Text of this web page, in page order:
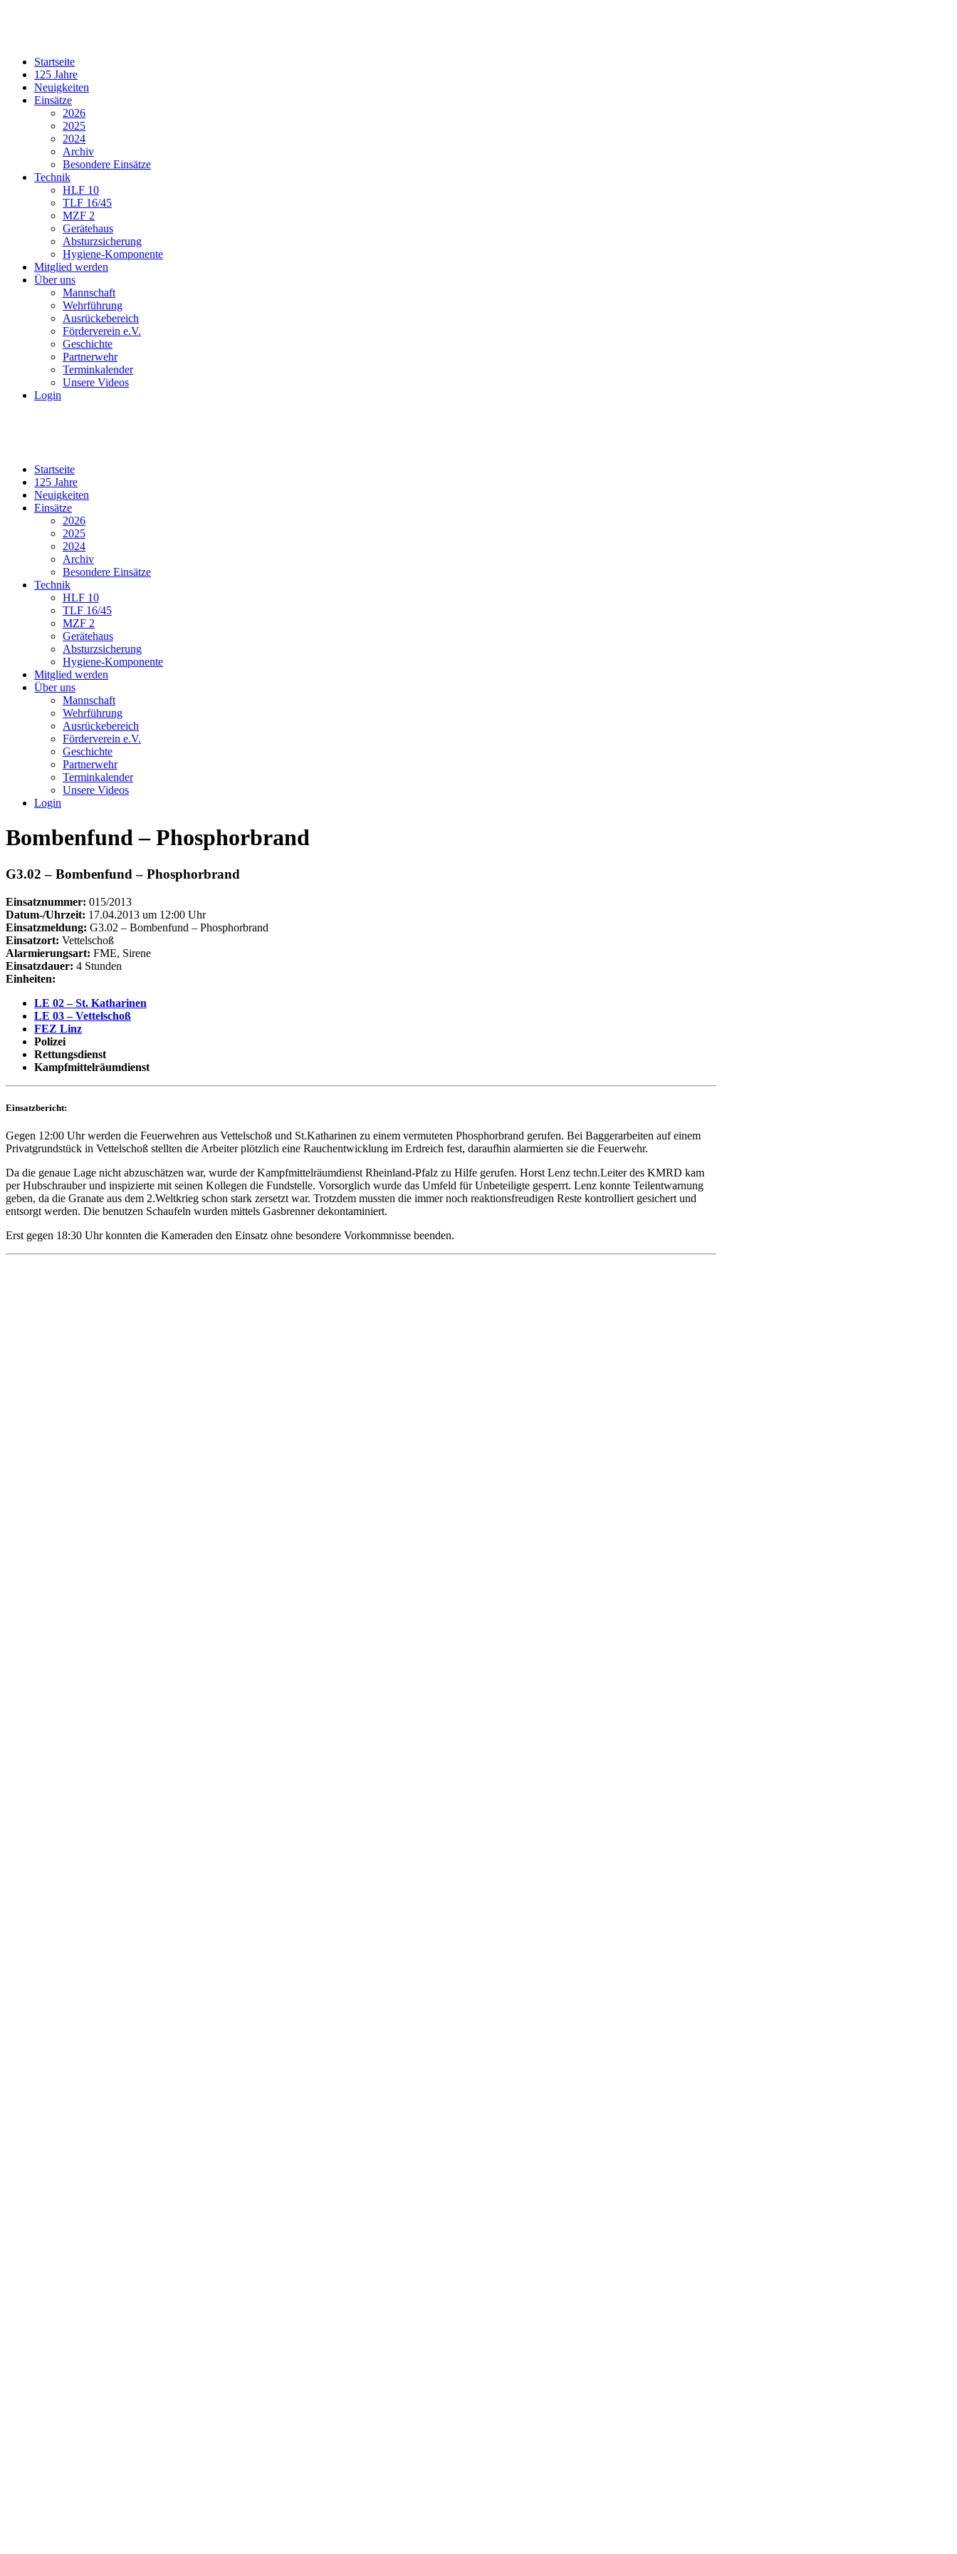
Startseite
125 Jahre
Neuigkeiten
Einsätze
2026
2025
2024
Archiv
Besondere Einsätze
Technik
HLF 10
TLF 16/45
MZF 2
Gerätehaus
Absturzsicherung
Hygiene-Komponente
Mitglied werden
Über uns
Mannschaft
Wehrführung
Ausrückebereich
Förderverein e.V.
Geschichte
Partnerwehr
Terminkalender
Unsere Videos
Login
Startseite
125 Jahre
Neuigkeiten
Einsätze
2026
2025
2024
Archiv
Besondere Einsätze
Technik
HLF 10
TLF 16/45
MZF 2
Gerätehaus
Absturzsicherung
Hygiene-Komponente
Mitglied werden
Über uns
Mannschaft
Wehrführung
Ausrückebereich
Förderverein e.V.
Geschichte
Partnerwehr
Terminkalender
Unsere Videos
Login
Bombenfund – Phosphorbrand
G3.02 – Bombenfund – Phosphorbrand
Einsatznummer: 015/2013
Datum-/Uhrzeit: 17.04.2013 um 12:00 Uhr
Einsatzmeldung: G3.02 – Bombenfund – Phosphorbrand
Einsatzort: Vettelschoß
Alarmierungsart: FME, Sirene
Einsatzdauer: 4 Stunden
Einheiten:
LE 02 – St. Katharinen
LE 03 – Vettelschoß
FEZ Linz
Polizei
Rettungsdienst
Kampfmittelräumdienst
Einsatzbericht:
Gegen 12:00 Uhr werden die Feuerwehren aus Vettelschoß und St.Katharinen zu einem vermuteten Phosphorbrand gerufen. Bei Baggerarbeiten auf einem
Privatgrundstück in Vettelschoß stellten die Arbeiter plötzlich eine Rauchentwicklung im Erdreich fest, daraufhin alarmierten sie die Feuerwehr.
Da die genaue Lage nicht abzuschätzen war, wurde der Kampfmittelräumdienst Rheinland-Pfalz zu Hilfe gerufen. Horst Lenz techn.Leiter des KMRD kam
per Hubschrauber und inspizierte mit seinen Kollegen die Fundstelle. Vorsorglich wurde das Umfeld für Unbeteiligte gesperrt. Lenz konnte Teilentwarnung
geben, da die Granate aus dem 2.Weltkrieg schon stark zersetzt war. Trotzdem mussten die immer noch reaktionsfreudigen Reste kontrolliert gesichert und
entsorgt werden. Die benutzen Schaufeln wurden mittels Gasbrenner dekontaminiert.
Erst gegen 18:30 Uhr konnten die Kameraden den Einsatz ohne besondere Vorkommnisse beenden.